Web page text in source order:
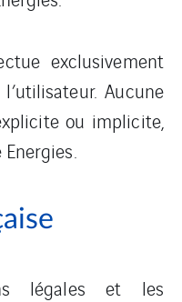
exclusivement
Aucune
ou implicite,
légales et les